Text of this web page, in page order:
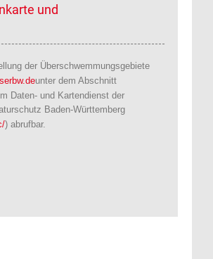
und
der Überschwemmungsgebiete
unter dem Abschnitt
Daten- und Kartendienst der
Baden-Württemberg
) abrufbar.